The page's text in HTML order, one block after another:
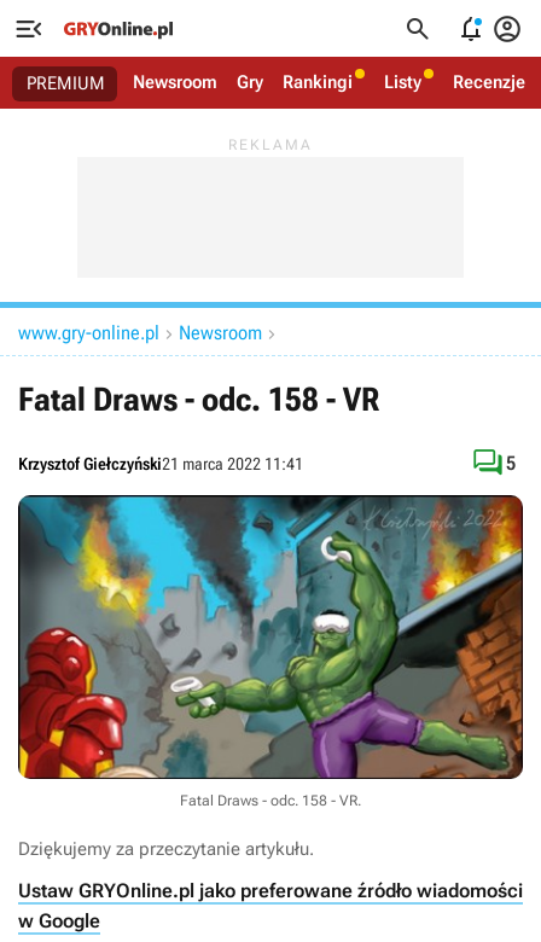
   
PREMIUM Newsroom Gry Rankingi Listy Recenzje
www.gry-online.pl  Newsroom 
Fatal Draws - odc. 158 - VR
Krzysztof Giełczyński21 marca 2022 11:41 5
Fatal Draws - odc. 158 - VR.
Dziękujemy za przeczytanie artykułu.
Ustaw GRYOnline.pl jako preferowane źródło wiadomości
w Google